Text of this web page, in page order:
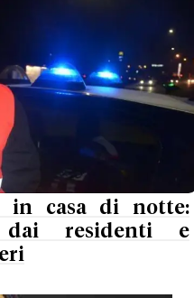
in casa di notte:
dai residenti e